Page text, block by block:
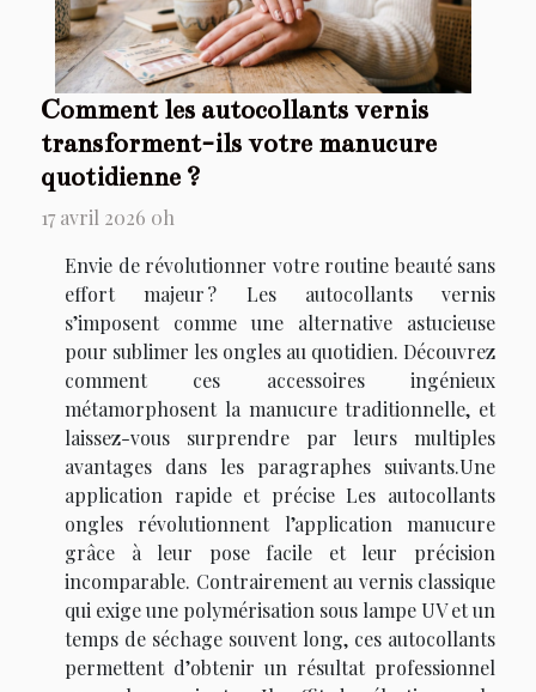
Comment les autocollants vernis
transforment-ils votre manucure
quotidienne ?
17 avril 2026 0h
Envie de révolutionner votre routine beauté sans
effort majeur ? Les autocollants vernis
s’imposent comme une alternative astucieuse
pour sublimer les ongles au quotidien. Découvrez
comment ces accessoires ingénieux
métamorphosent la manucure traditionnelle, et
laissez-vous surprendre par leurs multiples
avantages dans les paragraphes suivants.Une
application rapide et précise Les autocollants
ongles révolutionnent l’application manucure
grâce à leur pose facile et leur précision
incomparable. Contrairement au vernis classique
qui exige une polymérisation sous lampe UV et un
temps de séchage souvent long, ces autocollants
permettent d’obtenir un résultat professionnel